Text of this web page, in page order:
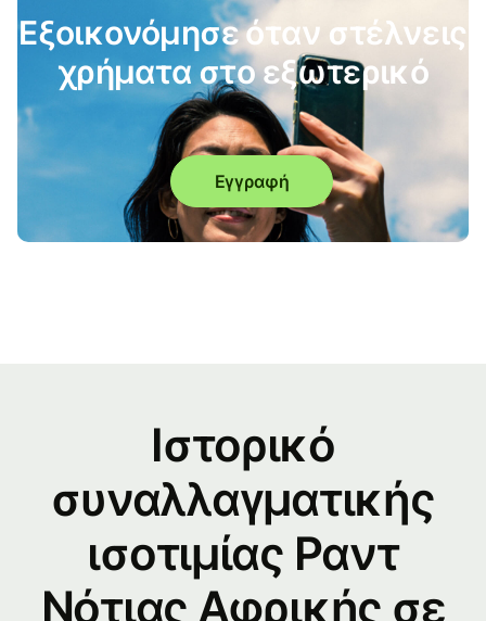
Εξοικονόμησε όταν στέλνεις
χρήματα στο εξωτερικό
Εγγραφή
Ιστορικό
συναλλαγματικής
ισοτιμίας Ραντ
Νότιας Αφρικής σε